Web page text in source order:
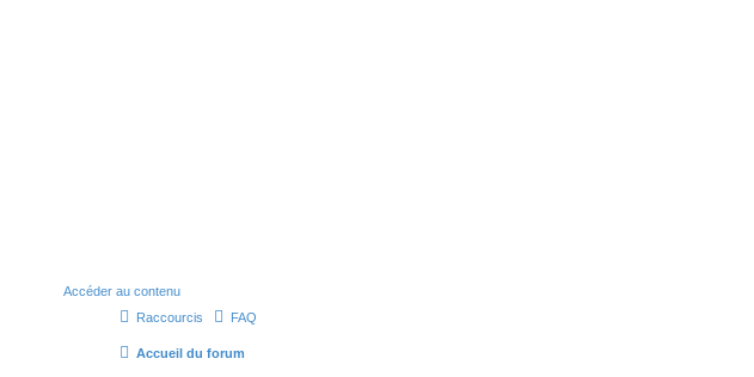
Accéder au contenu
Raccourcis FAQ
Accueil du forum